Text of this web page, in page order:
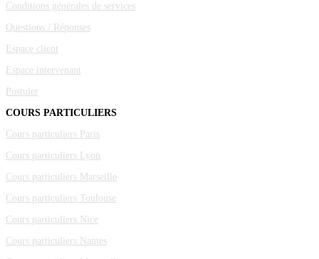
Conditions générales de services
Questions / Réponses
Espace client
Espace intervenant
Postuler
COURS PARTICULIERS
Cours particuliers Paris
Cours particuliers Lyon
Cours particuliers Marseille
Cours particuliers Toulouse
Cours particuliers Nice
Cours particuliers Nantes